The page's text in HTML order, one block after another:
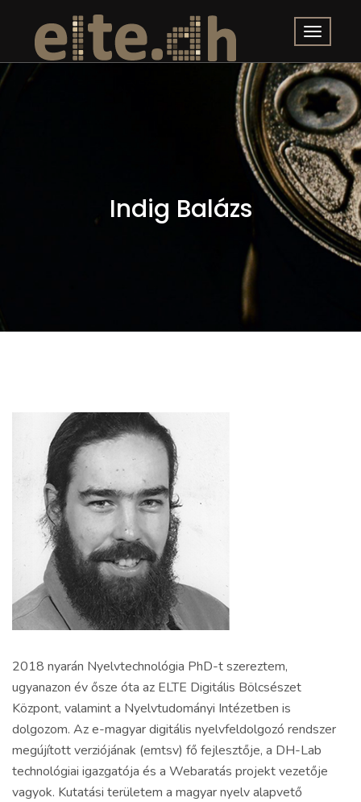
Indig Balázs
2018 nyarán Nyelvtechnológia PhD-t szereztem,
ugyanazon év ősze óta az ELTE Digitális Bölcsészet
Központ, valamint a Nyelvtudományi Intézetben is
dolgozom. Az e-magyar digitális nyelvfeldolgozó rendszer
megújított verziójának (emtsv) fő fejlesztője, a DH-Lab
technológiai igazgatója és a Webaratás projekt vezetője
vagyok. Kutatási területem a magyar nyelv alapvető